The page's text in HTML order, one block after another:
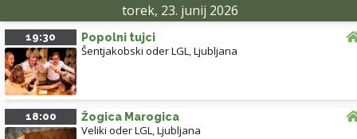
torek, 23. junij 2026
19:30 Popolni tujci
Šentjakobski oder LGL,Ljubljana
18:00 Žogica Marogica
Veliki oder LGL,Ljubljana